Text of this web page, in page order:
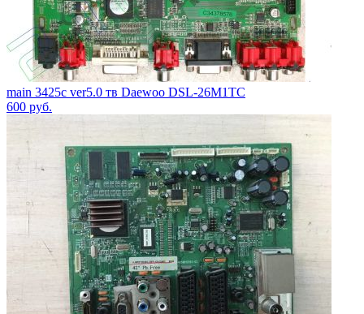
main 3425c ver5.0 тв Daewoo DSL-26M1TC
600 руб.